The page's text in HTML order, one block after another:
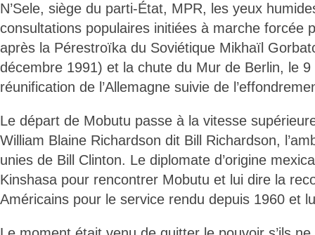
N’Sele, siège du parti-État, MPR, les yeux
consultations populaires initiées à marche forcée
après la Pérestroïka du Soviétique Mikhaïl
décembre 1991) et la chute du Mur de Berlin, le
réunification de l’Allemagne suivie de
Le départ de Mobutu passe à la vitesse
William Blaine Richardson dit Bill Richardson,
unies de Bill Clinton. Le diplomate d’origine
Kinshasa pour rencontrer Mobutu et lui dire la
Américains pour le service rendu depuis 1960 et